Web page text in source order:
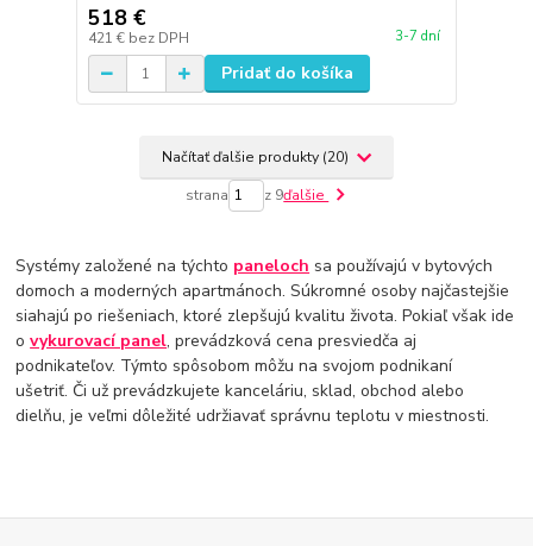
518 €
421 € bez DPH 3-7 dní
Pridať do košíka
Načítať ďalšie produkty (20)
strana z 9ďalšie
Systémy založené na týchto paneloch sa používajú v bytových
domoch a moderných apartmánoch. Súkromné ​​osoby najčastejšie
siahajú po riešeniach, ktoré zlepšujú kvalitu života. Pokiaľ však ide
ovykurovací panel, prevádzková cena presviedča aj
podnikateľov. Týmto spôsobom môžu na svojom podnikaní
ušetriť. Či už prevádzkujete kanceláriu, sklad, obchod alebo
dielňu, je veľmi dôležité udržiavať správnu teplotu v miestnosti.